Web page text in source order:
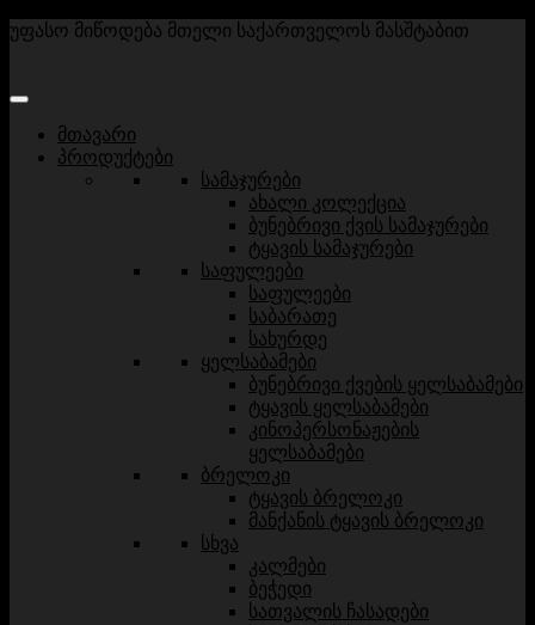
უფასო მიწოდება მთელი საქართველოს მასშტაბით
მთავარი
პროდუქტები
სამაჯურები
ახალი კოლექცია
ბუნებრივი ქვის სამაჯურები
ტყავის სამაჯურები
საფულეები
საფულეები
საბარათე
სახურდე
ყელსაბამები
ბუნებრივი ქვების ყელსაბამები
ტყავის ყელსაბამები
კინოპერსონაჟების
ყელსაბამები
ბრელოკი
ტყავის ბრელოკი
მანქანის ტყავის ბრელოკი
სხვა
კალმები
ბეჭედი
სათვალის ჩასადები